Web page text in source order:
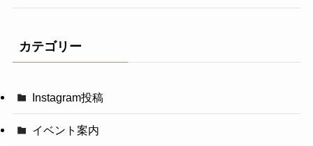
カテゴリー
Instagram投稿
イベント案内